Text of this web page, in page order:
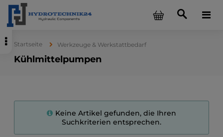
Startseite Werkzeuge & Werkstattbedarf
Kühlmittelpumpen
Keine Artikel gefunden, die Ihren
Suchkriterien entsprechen.